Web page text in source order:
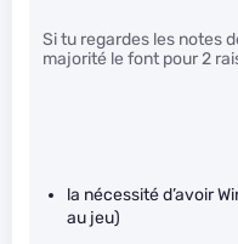
Si tu regardes les notes
majorité le font pour 2
la nécessité d’avoir
au jeu)